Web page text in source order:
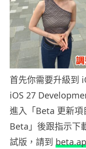
首先你需要升級到
iOS 27
進入「Beta 更新
Beta」後跟指示下
試版，請到